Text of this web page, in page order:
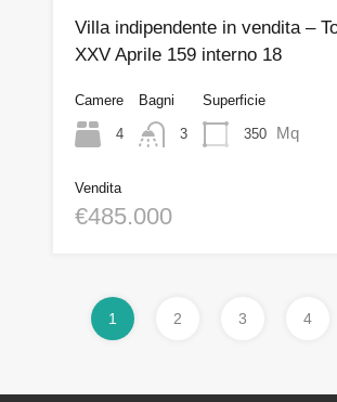
Villa indipendente in vendita –
XXV Aprile 159 interno 18
Camere
4
Bagni
3
Superficie
350 Mq
Vendita
€485.000
1 2 3 4